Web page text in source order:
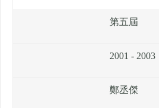
第五屆
2001 - 2003
鄭丞傑